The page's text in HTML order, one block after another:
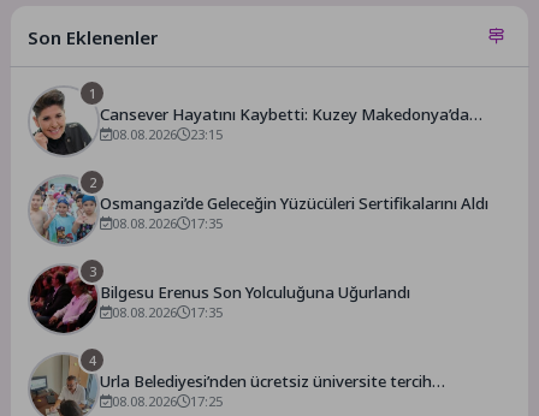
Son Eklenenler
1
Cansever Hayatını Kaybetti: Kuzey Makedonya’da
Toprağa Verilecek
08.08.2026 23:15
2
Osmangazi’de Geleceğin Yüzücüleri Sertifikalarını Aldı
08.08.2026 17:35
3
Bilgesu Erenus Son Yolculuğuna Uğurlandı
08.08.2026 17:35
4
Urla Belediyesi’nden ücretsiz üniversite tercih
danışmanlığı
08.08.2026 17:25